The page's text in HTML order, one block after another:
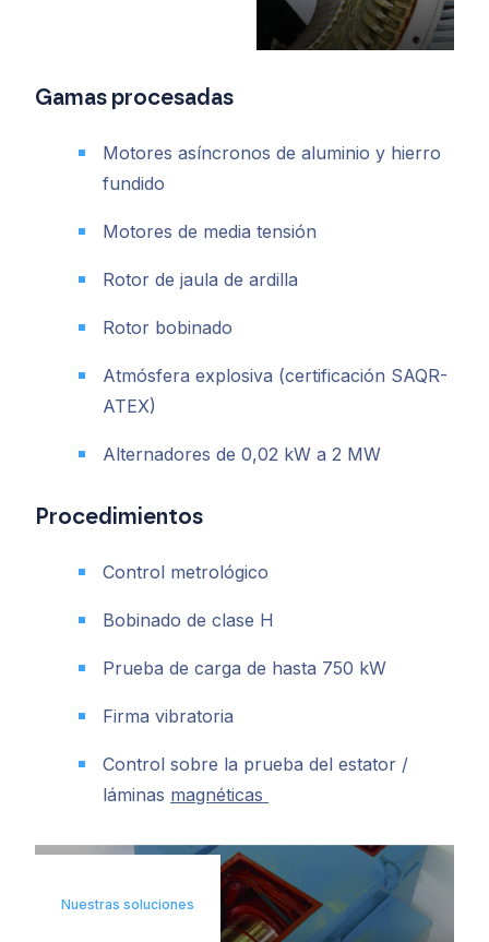
Gamas procesadas
Motores asíncronos de aluminio y hierro
fundido
Motores de media tensión
Rotor de jaula de ardilla
Rotor bobinado
Atmósfera explosiva (certificación SAQR-
ATEX)
Alternadores de 0,02 kW a 2 MW
Procedimientos
Control metrológico
Bobinado de clase H
Prueba de carga de hasta 750 kW
Firma vibratoria
Control sobre la prueba del estator /
láminas magnéticas
Nuestras soluciones